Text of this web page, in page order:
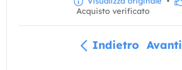
Acquisto verificato
Indietro Avanti